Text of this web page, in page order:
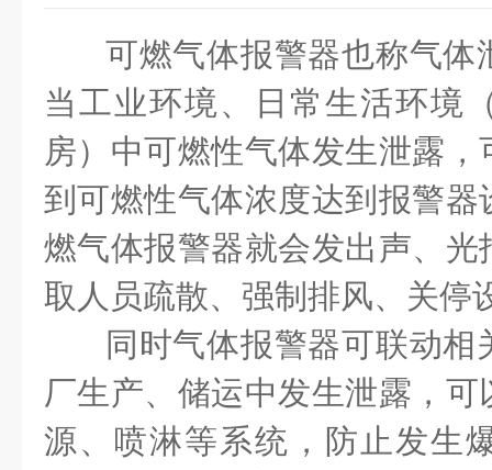
可燃气体报警器也称气体
当工业环境、日常生活环境
房）中可燃性气体发生泄露
到可燃性气体浓度达到报警
燃气体报警器就会发出声、
取人员疏散、强制排风、关停
同时气体报警器可联动相
厂生产、储运中发生泄露，
源、喷淋等系统，防止发生